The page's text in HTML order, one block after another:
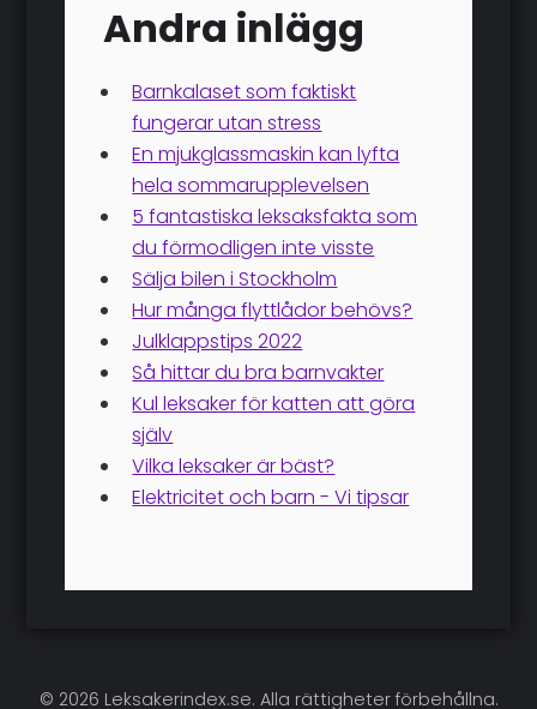
Andra inlägg
Barnkalaset som faktiskt
fungerar utan stress
En mjukglassmaskin kan lyfta
hela sommarupplevelsen
5 fantastiska leksaksfakta som
du förmodligen inte visste
Sälja bilen i Stockholm
Hur många flyttlådor behövs?
Julklappstips 2022
Så hittar du bra barnvakter
Kul leksaker för katten att göra
själv
Vilka leksaker är bäst?
Elektricitet och barn - Vi tipsar
© 2026 Leksakerindex.se. Alla rättigheter förbehållna.